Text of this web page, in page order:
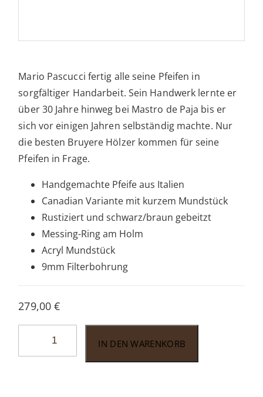
Mario Pascucci fertig alle seine Pfeifen in
sorgfältiger Handarbeit. Sein Handwerk lernte er
über 30 Jahre hinweg bei Mastro de Paja bis er
sich vor einigen Jahren selbständig machte. Nur
die besten Bruyere Hölzer kommen für seine
Pfeifen in Frage.
Handgemachte Pfeife aus Italien
Canadian Variante mit kurzem Mundstück
Rustiziert und schwarz/braun gebeitzt
Messing-Ring am Holm
Acryl Mundstück
9mm Filterbohrung
279,00€
IN DEN WARENKORB